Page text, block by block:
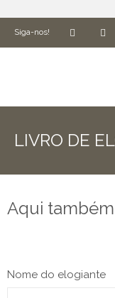
Siga-nos!
Formação
Utilidades
LIVRO DE
Aqui
Nome do elogiante